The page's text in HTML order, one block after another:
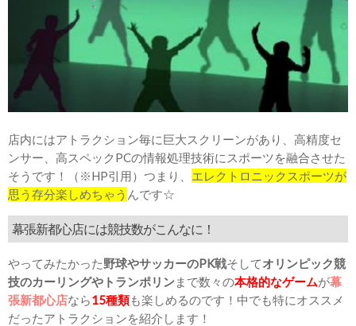
店内にはアトラクション毎に巨大スクリーンがあり、高精度セ
ンサー、高スペックPCの情報処理技術にスポーツを融合させた
そうです！（※HP引用）つまり、 エレクトロニックスポーツが
思う存分楽しめちゃう んです☆
幕張新都心店には競技数がこんなに！
やってみたかった野球やサッカーのPK戦そしてオリンピック競
技のカーリングやトランポリンまで数々の本格的なゲームが幕
張新都心店なら15種類も楽しめるのです！中でも特にオススメ
だったアトラクションを紹介します！